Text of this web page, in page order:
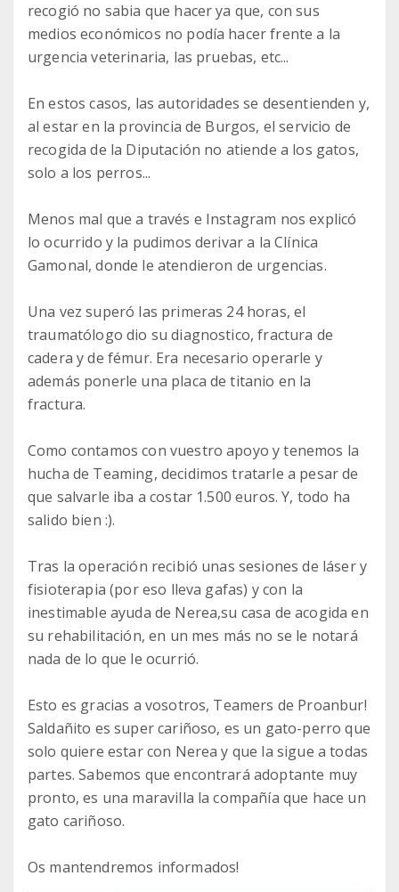
recogió no sabia que hacer ya que, con sus
medios económicos no podía hacer frente a la
urgencia veterinaria, las pruebas, etc...
En estos casos, las autoridades se desentienden y,
al estar en la provincia de Burgos, el servicio de
recogida de la Diputación no atiende a los gatos,
solo a los perros...
Menos mal que a través e Instagram nos explicó
lo ocurrido y la pudimos derivar a la Clínica
Gamonal, donde le atendieron de urgencias.
Una vez superó las primeras 24 horas, el
traumatólogo dio su diagnostico, fractura de
cadera y de fémur. Era necesario operarle y
además ponerle una placa de titanio en la
fractura.
Como contamos con vuestro apoyo y tenemos la
hucha de Teaming, decidimos tratarle a pesar de
que salvarle iba a costar 1.500 euros. Y, todo ha
salido bien :).
Tras la operación recibió unas sesiones de láser y
fisioterapia (por eso lleva gafas) y con la
inestimable ayuda de Nerea,su casa de acogida en
su rehabilitación, en un mes más no se le notará
nada de lo que le ocurrió.
Esto es gracias a vosotros, Teamers de Proanbur!
Saldañito es super cariñoso, es un gato-perro que
solo quiere estar con Nerea y que la sigue a todas
partes. Sabemos que encontrará adoptante muy
pronto, es una maravilla la compañía que hace un
gato cariñoso.
Os mantendremos informados!